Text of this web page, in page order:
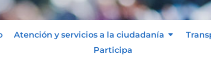
Atención y servicios a la ciudadanía
Participa